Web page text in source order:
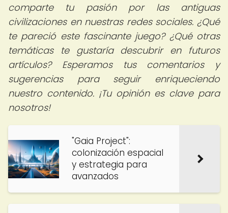
comparte tu pasión por las antiguas
civilizaciones en nuestras redes sociales. ¿Qué
te pareció este fascinante juego? ¿Qué otras
temáticas te gustaría descubrir en futuros
artículos? Esperamos tus comentarios y
sugerencias para seguir enriqueciendo
nuestro contenido. ¡Tu opinión es clave para
nosotros!
"Gaia Project":
colonización espacial
y estrategia para
avanzados